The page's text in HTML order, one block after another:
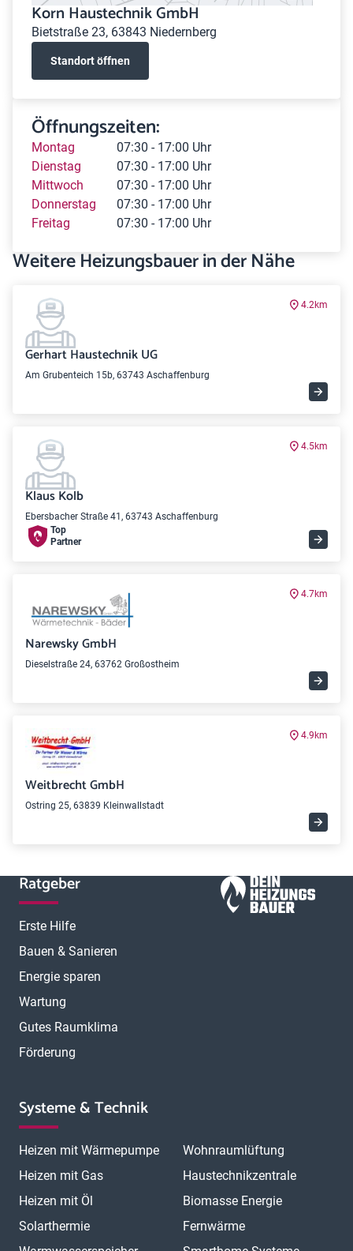
Korn Haustechnik GmbH
Bietstraße 23, 63843 Niedernberg
Standort öffnen
Öffnungszeiten:
Montag
07:30 - 17:00 Uhr
Dienstag
07:30 - 17:00 Uhr
Mittwoch
07:30 - 17:00 Uhr
Donnerstag
07:30 - 17:00 Uhr
Freitag
07:30 - 17:00 Uhr
Weitere Heizungsbauer in der Nähe
4.2km
Gerhart Haustechnik UG
Am Grubenteich 15b, 63743 Aschaffenburg
4.5km
Klaus Kolb
Ebersbacher Straße 41, 63743 Aschaffenburg
Top
Partner
4.7km
Narewsky GmbH
Dieselstraße 24, 63762 Großostheim
4.9km
Weitbrecht GmbH
Ostring 25, 63839 Kleinwallstadt
Ratgeber
Erste Hilfe
Bauen & Sanieren
Energie sparen
Wartung
Gutes Raumklima
Förderung
Systeme & Technik
Heizen mit Wärmepumpe
Heizen mit Gas
Heizen mit Öl
Solarthermie
Wohnraumlüftung
Haustechnikzentrale
Biomasse Energie
Fernwärme